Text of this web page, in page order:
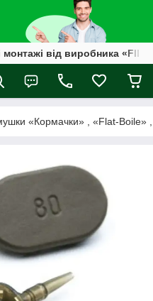
від виробника
«Кормачки» , «Flat-Boile»